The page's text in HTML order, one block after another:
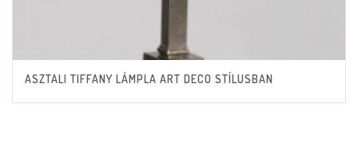
ASZTALI TIFFANY LÁMPLA ART DECO STÍLUSBAN